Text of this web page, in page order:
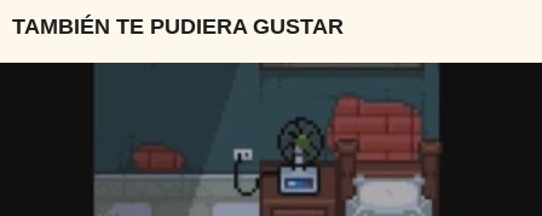
TAMBIÉN TE PUDIERA GUSTAR